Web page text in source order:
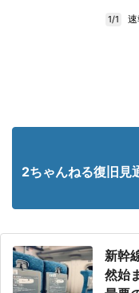
1/1
2ちゃんねる復旧
新幹
然始